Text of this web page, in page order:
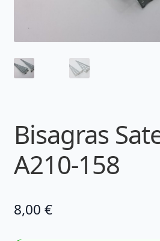
Bisagras
A210-158
8,00 €